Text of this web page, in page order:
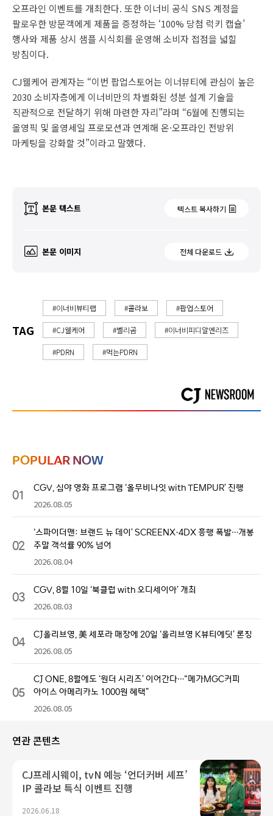
오프라인 이벤트를 개최한다. 또한 이너비 공식 SNS 계정을
팔로우한 방문객에게 제품을 증정하는 ‘100% 당첨 럭키 캡슐’
행사와 제품 상시 샘플 시식회를 운영해 소비자 접점을 넓힐
방침이다.
CJ웰케어 관계자는 “이번 팝업스토어는 이너뷰티에 관심이 높은
2030 소비자층에게 이너비만의 차별화된 성분 설계 기술을
직관적으로 전달하기 위해 마련한 자리”라며 “6월에 진행되는
올영픽 및 올영세일 프로모션과 연계해 온·오프라인 전방위
마케팅을 강화할 것”이라고 말했다.
본문 텍스트 텍스트 복사하기
본문 이미지 전체 다운로드
TAG
#이너비뷰티랩 #콜라보 #팝업스토어
#CJ웰케어 #벨리곰 #이너비피디알엔리즈
#PDRN #먹는PDRN
POPULAR NOW
01 CGV, 심야 영화 프로그램 ‘올무비나잇 with TEMPUR’ 진행
2026.08.05
02
‘스파이더맨: 브랜드 뉴 데이’ SCREENX·4DX 흥행 폭발…개봉
주말 객석률 90% 넘어
2026.08.04
03 CGV, 8월 10일 ‘북클럽 with 오디세이아’ 개최
2026.08.03
04 CJ올리브영, 美 세포라 매장에 20일 ‘올리브영 K뷰티에딧’ 론칭
2026.08.05
05
CJ ONE, 8월에도 ‘원더 시리즈’ 이어간다…“메가MGC커피
아이스 아메리카노 1000원 혜택”
2026.08.05
연관 콘텐츠
CJ프레시웨이, tvN 예능 ‘언더커버 셰프’
IP 콜라보 특식 이벤트 진행
2026.06.18